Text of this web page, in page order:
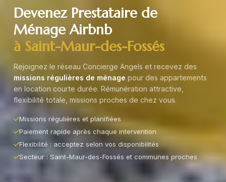
Devenez Prestataire de
Ménage Airbnb
à Saint-Maur-des-Fossés
Rejoignez le réseau Concierge Angels et recevez des
missions régulières de ménage pour des appartements
en location courte durée. Rémunération attractive,
flexibilité totale, missions proches de chez vous.
Missions régulières et planifiées
Paiement rapide après chaque intervention
Flexibilité : acceptez selon vos disponibilités
Secteur : Saint-Maur-des-Fossés et communes proches